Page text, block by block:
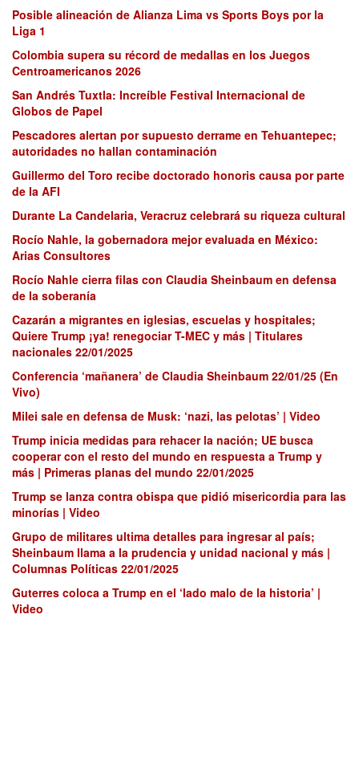
Posible alineación de Alianza Lima vs Sports Boys por la
Liga 1
Colombia supera su récord de medallas en los Juegos
Centroamericanos 2026
San Andrés Tuxtla: Increíble Festival Internacional de
Globos de Papel
Pescadores alertan por supuesto derrame en Tehuantepec;
autoridades no hallan contaminación
Guillermo del Toro recibe doctorado honoris causa por parte
de la AFI
Durante La Candelaria, Veracruz celebrará su riqueza cultural
Rocío Nahle, la gobernadora mejor evaluada en México:
Arias Consultores
Rocío Nahle cierra filas con Claudia Sheinbaum en defensa
de la soberanía
Cazarán a migrantes en iglesias, escuelas y hospitales;
Quiere Trump ¡ya! renegociar T-MEC y más | Titulares
nacionales 22/01/2025
Conferencia ‘mañanera’ de Claudia Sheinbaum 22/01/25 (En
Vivo)
Milei sale en defensa de Musk: ‘nazi, las pelotas’ | Video
Trump inicia medidas para rehacer la nación; UE busca
cooperar con el resto del mundo en respuesta a Trump y
más | Primeras planas del mundo 22/01/2025
Trump se lanza contra obispa que pidió misericordia para las
minorías | Video
Grupo de militares ultima detalles para ingresar al país;
Sheinbaum llama a la prudencia y unidad nacional y más |
Columnas Políticas 22/01/2025
Guterres coloca a Trump en el ‘lado malo de la historia’ |
Video